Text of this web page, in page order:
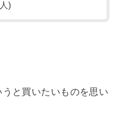
)
と買いたいものを思い